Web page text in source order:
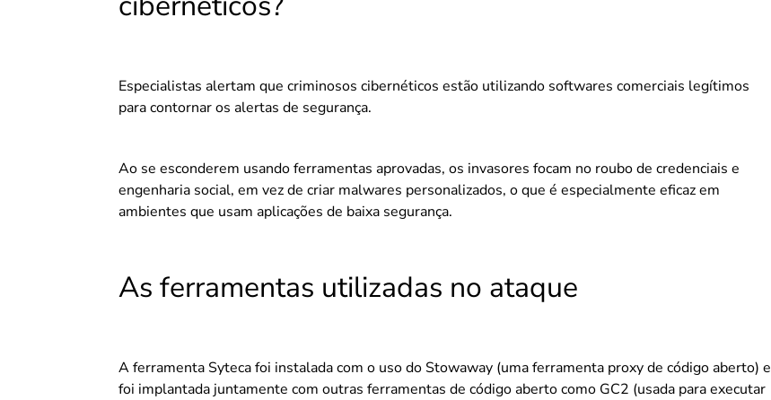
Especialistas alertam que criminosos cibernéticos estão utilizando softwares comerciais legítimos
para contornar os alertas de segurança.
Ao se esconderem usando ferramentas aprovadas, os invasores focam no roubo de credenciais e
engenharia social, em vez de criar malwares personalizados, o que é especialmente eficaz em
ambientes que usam aplicações de baixa segurança.
As ferramentas utilizadas no ataque
A ferramenta Syteca foi instalada com o uso do Stowaway (uma ferramenta proxy de código aberto) e
foi implantada juntamente com outras ferramentas de código aberto como GC2 (usada para executar